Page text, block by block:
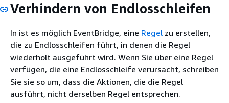
Verhindern von Endlosschleifen
In ist es möglich EventBridge, eine Regel zu erstellen,
die zu Endlosschleifen führt, in denen die Regel
wiederholt ausgeführt wird. Wenn Sie über eine Regel
verfügen, die eine Endlosschleife verursacht, schreiben
Sie sie so um, dass die Aktionen, die die Regel
ausführt, nicht derselben Regel entsprechen.